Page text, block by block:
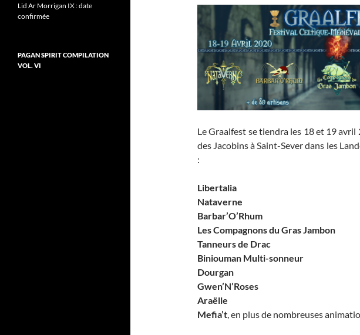
Le Graalfest se tiendra les 18 et 19 avril
des Jacobins à Saint-Sever dans les
:
Libertalia
Nataverne
Barbar’O’Rhum
Les Compagnons du Gras Jambon
Tanneurs de Drac
Biniouman Multi-sonneur
Dourgan
Gwen’N’Roses
Araëlle
Mefia’t, en plus de nombreuses
Lid Ar Morrigan IX : date
confirmée
PAGAN SPIRIT COMPILATION
VOL. VI